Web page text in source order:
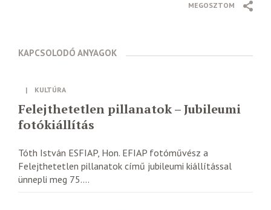
MEGOSZTOM
KAPCSOLODÓ ANYAGOK
| KULTÚRA
Felejthetetlen pillanatok – Jubileumi
fotókiállítás
Tóth István ESFIAP, Hon. EFIAP fotóművész a
Felejthetetlen pillanatok című jubileumi kiállítással
ünnepli meg 75....